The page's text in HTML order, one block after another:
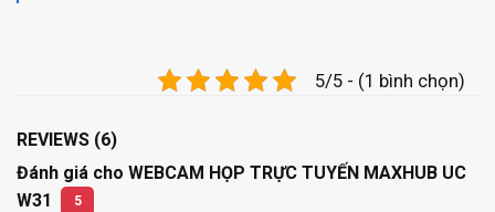
5/5 - (1 bình chọn)
REVIEWS (6)
Đánh giá cho WEBCAM HỌP TRỰC TUYẾN MAXHUB UC
W31
5